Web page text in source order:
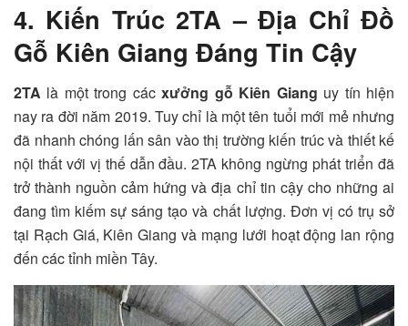
4. Kiến Trúc 2TA – Địa Chỉ Đồ
Gỗ Kiên Giang Đáng Tin Cậy
2TA là một trong cácxưởng gỗ Kiên Giang uy tín hiện
nay ra đời năm 2019. Tuy chỉ là một tên tuổi mới mẻ nhưng
đã nhanh chóng lấn sân vào thị trường kiến trúc và thiết kế
nội thất với vị thế dẫn đầu. 2TA không ngừng phát triển đã
trở thành nguồn cảm hứng và địa chỉ tin cậy cho những ai
đang tìm kiếm sự sáng tạo và chất lượng. Đơn vị có trụ sở
tại Rạch Giá, Kiên Giang và mạng lưới hoạt động lan rộng
đến các tỉnh miền Tây.